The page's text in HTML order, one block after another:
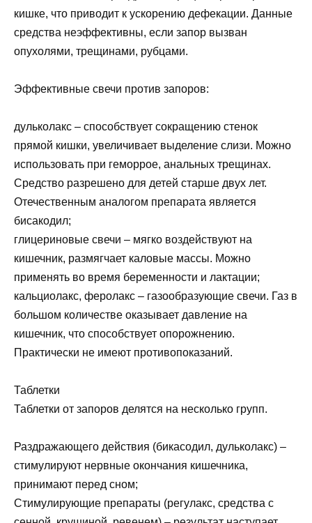
кишке, что приводит к ускорению дефекации. Данные
средства неэффективны, если запор вызван
опухолями, трещинами, рубцами.
Эффективные свечи против запоров:
дульколакс – способствует сокращению стенок
прямой кишки, увеличивает выделение слизи. Можно
использовать при геморрое, анальных трещинах.
Средство разрешено для детей старше двух лет.
Отечественным аналогом препарата является
бисакодил;
глицериновые свечи – мягко воздействуют на
кишечник, размягчает каловые массы. Можно
применять во время беременности и лактации;
кальциолакс, феролакс – газообразующие свечи. Газ в
большом количестве оказывает давление на
кишечник, что способствует опорожнению.
Практически не имеют противопоказаний.
Таблетки
Таблетки от запоров делятся на несколько групп.
Раздражающего действия (бикасодил, дульколакс) –
стимулируют нервные окончания кишечника,
принимают перед сном;
Стимулирующие препараты (регулакс, средства с